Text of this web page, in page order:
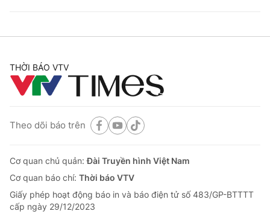
THỜI BÁO VTV
Theo dõi báo trên
Cơ quan chủ quản:Đài Truyền hình Việt Nam
Cơ quan báo chí: Thời báo VTV
Giấy phép hoạt động báo in và báo điện tử số 483/GP-BTTTT
cấp ngày 29/12/2023